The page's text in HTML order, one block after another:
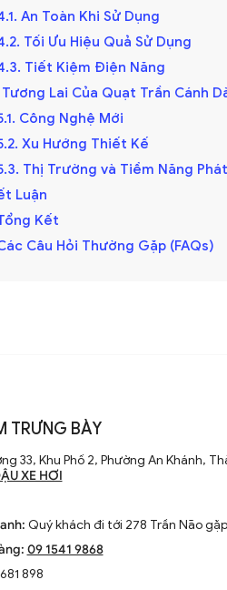
An Toàn Khi Sử Dụng
Tối Ưu Hiệu Quả Sử Dụng
Tiết Kiệm Điện Năng
Tương Lai Của Quạt Trần Cánh
Công Nghệ Mới
Xu Hướng Thiết Kế
Thị Trường và Tiềm Năng
Luận
Kết
Câu Hỏi Thường Gặp (FAQs)
TRƯNG BÀY
33, Khu Phố 2, Phường An Khánh,
XE HƠI
Quý khách đi tới 278 Trần Não
09 1541 9868
898